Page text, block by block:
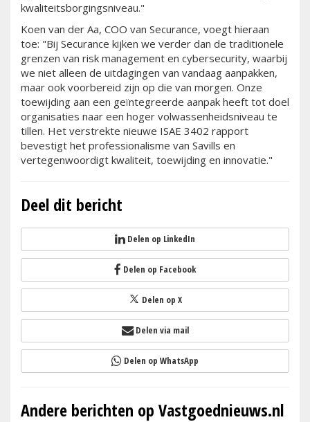
kwaliteitsborgingsniveau."
Koen van der Aa, COO van Securance, voegt hieraan
toe: "Bij Securance kijken we verder dan de traditionele
grenzen van risk management en cybersecurity, waarbij
we niet alleen de uitdagingen van vandaag aanpakken,
maar ook voorbereid zijn op die van morgen. Onze
toewijding aan een geïntegreerde aanpak heeft tot doel
organisaties naar een hoger volwassenheidsniveau te
tillen. Het verstrekte nieuwe ISAE 3402 rapport
bevestigt het professionalisme van Savills en
vertegenwoordigt kwaliteit, toewijding en innovatie."
Deel dit bericht
Delen op LinkedIn
Delen op Facebook
Delen op X
Delen via mail
Delen op WhatsApp
Andere berichten op Vastgoednieuws.nl